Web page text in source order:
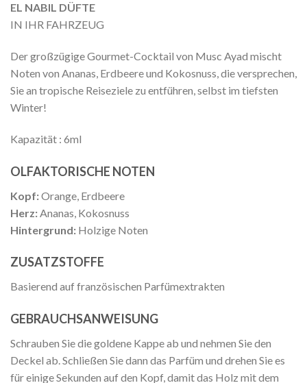
EL NABIL DÜFTE
IN IHR FAHRZEUG
Der großzügige Gourmet-Cocktail von Musc Ayad mischt
Noten von Ananas, Erdbeere und Kokosnuss, die versprechen,
Sie an tropische Reiseziele zu entführen, selbst im tiefsten
Winter!
Kapazität : 6ml
OLFAKTORISCHE NOTEN
Kopf:Orange, Erdbeere
Herz: Ananas, Kokosnuss
Hintergrund: Holzige Noten
ZUSATZSTOFFE
Basierend auf französischen Parfümextrakten
GEBRAUCHSANWEISUNG
Schrauben Sie die goldene Kappe ab und nehmen Sie den
Deckel ab. Schließen Sie dann das Parfüm und drehen Sie es
für einige Sekunden auf den Kopf, damit das Holz mit dem